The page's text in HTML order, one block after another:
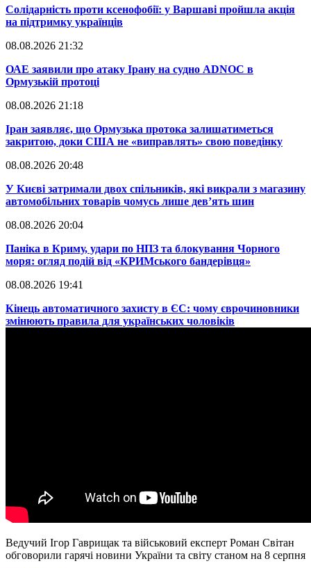
​Солідарність проти ксенофобії: у Варшаві пройшла акція
на підтримку українців
08.08.2026 21:32
​ОАЕ заявили про атаку Ірану на судно ADNOC в
Ормузькій протоці
08.08.2026 21:18
​Іран заявляє, що Ормузька протока залишатиметься
закритою, доки США не «виправлять» свою поведінку
08.08.2026 20:48
​У Києві затримали двох спільників, які викрали з магазину
автомобільних товарів чомусь лише дев’ять шин
08.08.2026 20:04
Паніка в Криму, удари по НПЗ та блокування Чорного
моря: огляд подій від «КРИМського бандерівця»
08.08.2026 19:41
​Кінець автоматичного захисту в ЄС: чому єврочиновники
змінюють правила для українських чоловіків
Ведучий Ігор Гаврищак та військовий експерт Роман Світан
обговорили гарячі новини України та світу станом на 8 серпня